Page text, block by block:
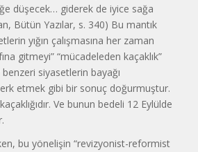
düşecek… giderek de iyice sağa
Bütün Yazılar, s. 340) Bu mantık
yığın çalışmasına her zaman
gitmeyi” “mücadeleden kaçaklık”
siyasetlerin bayağı
etmek gibi bir sonuç doğurmuştur.
Ve bunun bedeli 12 Eylülde
bu yönelişin “revizyonist-reformist